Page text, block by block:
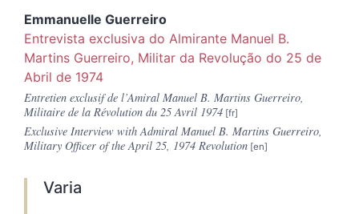
Emmanuelle Guerreiro
Entrevista exclusiva do Almirante Manuel B.
Martins Guerreiro, Militar da Revolução do 25 de
Abril de 1974
Entretien exclusif de l’Amiral Manuel B. Martins Guerreiro,
Militaire de la Révolution du 25 Avril 1974
Exclusive Interview with Admiral Manuel B. Martins Guerreiro,
Military Officer of the April 25, 1974 Revolution
Varia